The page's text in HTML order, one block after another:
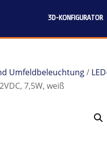
3D-KONFIGURATOR
Umfeldbeleuchtung/
7,5W, weiß